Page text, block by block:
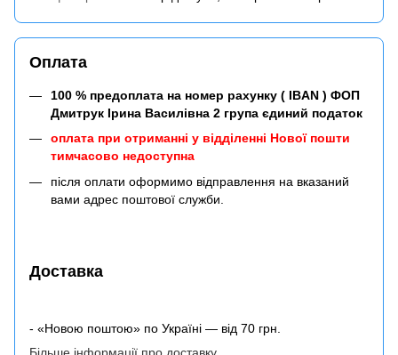
Оплата
100 % предоплата на номер рахунку ( IBAN ) ФОП
Дмитрук Ірина Василівна 2 група єдиний податок
оплата при отриманні у відділенні Нової пошти
тимчасово недоступна
після оплати оформимо відправлення на вказаний
вами адрес поштової служби.
Доставка
- «Новою поштою» по Україні — від 70 грн.